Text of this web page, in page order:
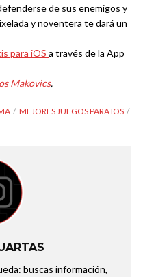
de sus enemigos y
y noventera te dará un
para iOS a través de la App
Makovics.
MEJORES JUEGOS PARA IOS
buscas información,